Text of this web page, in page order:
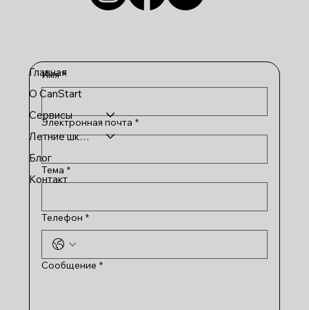
Главная
О CanStart
Сервисы
Летние школы
Блог
Контакт
Имя *
Электронная почта *
Тема *
Телефон *
Сообщение *